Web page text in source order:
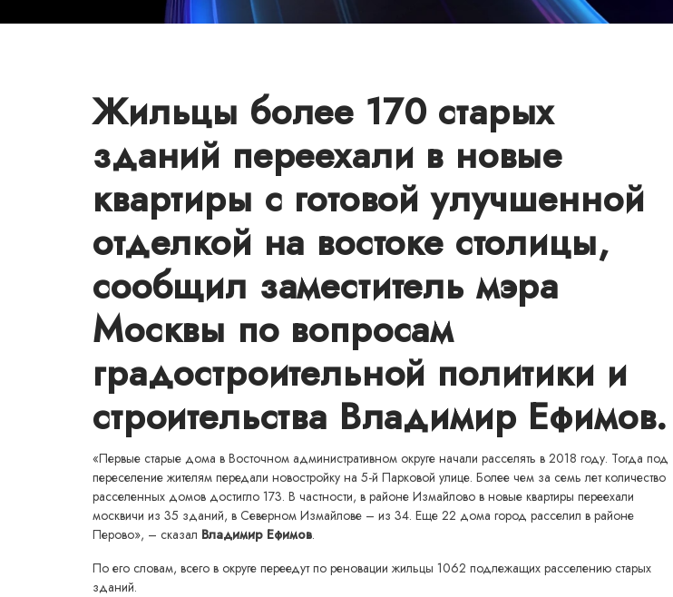
Жильцы более 170 старых
зданий переехали в новые
квартиры с готовой улучшенной
отделкой на востоке столицы,
сообщил заместитель мэра
Москвы по вопросам
градостроительной политики и
строительства Владимир Ефимов.
«Первые старые дома в Восточном административном округе начали расселять в 2018 году. Тогда под
переселение жителям передали новостройку на 5-й Парковой улице. Более чем за семь лет количество
расселенных домов достигло 173. В частности, в районе Измайлово в новые квартиры переехали
москвичи из 35 зданий, в Северном Измайлове – из 34. Еще 22 дома город расселил в районе
Перово», – сказал Владимир Ефимов.
По его словам, всего в округе переедут по реновации жильцы 1062 подлежащих расселению старых
зданий.